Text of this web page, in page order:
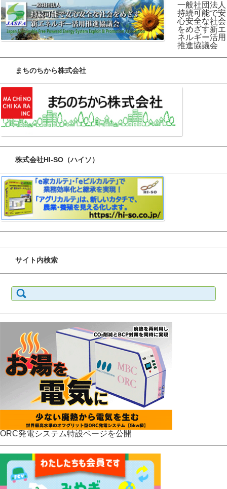
一般社団法人
持続可能で安
心安全な社会
をめざす新エ
ネルギー活用
推進協議会
まちのちから株式会社
株式会社HI-SO（ハイソ）
サイト内検索
検
索:
ORC発電システム特設ページを公開